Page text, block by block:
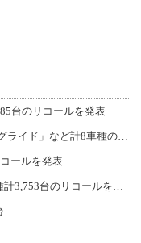
台のリコールを発表
【ハーレー】「スポーツスターS」「ロードグライド」など計8車種のリコールを発表
ールを発表
【トライアンフ】ボンネビル T100 など6車種計3,753台のリコールを発表